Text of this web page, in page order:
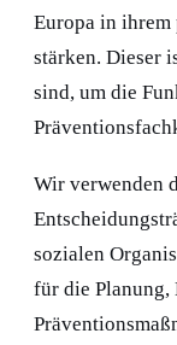
Europa in ihrem
stärken. Dieser
sind, um die
Wir verwenden
sozialen
für die Planung,